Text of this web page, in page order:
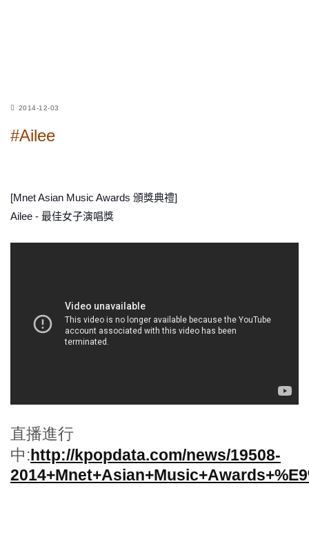
2014-12-03
#Ailee
[Mnet Asian Music Awards 頒獎典禮]
Ailee - 最佳女子演唱獎
直播進行
中:http://kpopdata.com/news/19508-